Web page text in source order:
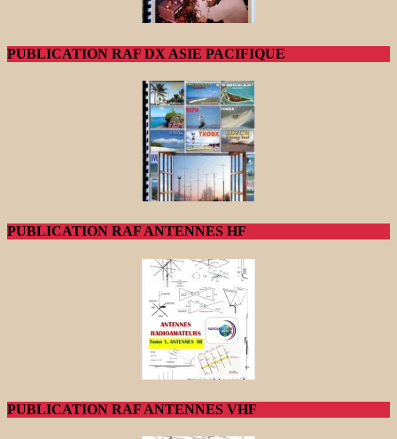
PUBLICATION RAF DX ASIE PACIFIQUE
PUBLICATION RAF ANTENNES HF
PUBLICATION RAF ANTENNES VHF